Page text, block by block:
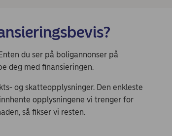
du ser på boligannonser på
deg med finansieringen.
og skatteopplysninger. Den enkleste
opplysningene vi trenger for
så fikser vi resten.